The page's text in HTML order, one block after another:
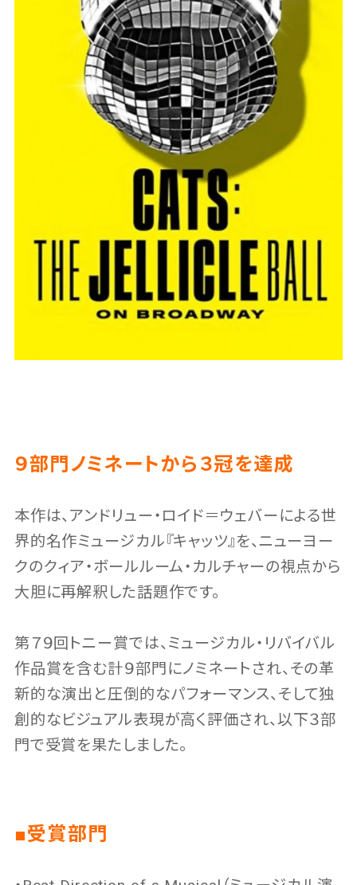
９部門ノミネートから３冠を達成
本作は、アンドリュー・ロイド＝ウェバーによる世
界的名作ミュージカル『キャッツ』を、ニューヨー
クのクィア・ボールルーム・カルチャーの視点から
大胆に再解釈した話題作です。
第７９回トニー賞では、ミュージカル・リバイバル
作品賞を含む計９部門にノミネートされ、その革
新的な演出と圧倒的なパフォーマンス、そして独
創的なビジュアル表現が高く評価され、以下３部
門で受賞を果たしました。
■受賞部門